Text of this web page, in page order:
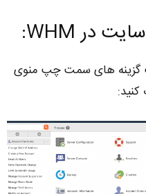
گزینه های سمت چپ منوی